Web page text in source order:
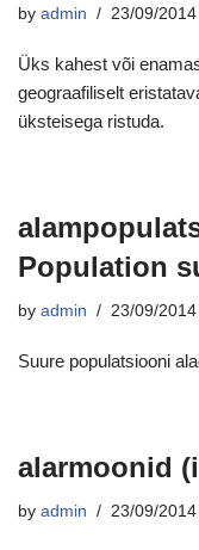
by admin 23/09/2014
Üks kahest või
geograafiliselt
üksteisega ristuda.
Population
by admin 23/09/2014
Suure populatsiooni
alarmoonid
by admin 23/09/2014